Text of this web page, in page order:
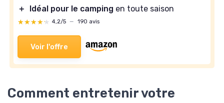
＋
Idéal pour le camping en toute saison
★★★★★
★★★★★ 4,2/5 — 190 avis
Voir l'offre
Comment entretenir votre